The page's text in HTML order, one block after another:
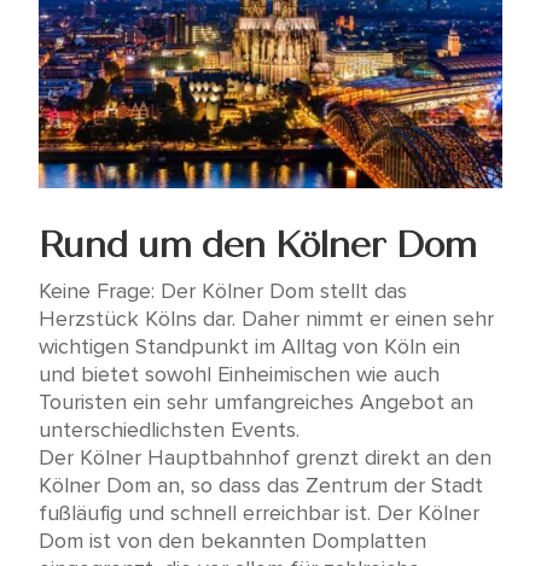
Rund um den Kölner Dom
Keine Frage: Der Kölner Dom stellt das
Herzstück Kölns dar. Daher nimmt er einen sehr
wichtigen Standpunkt im Alltag von Köln ein
und bietet sowohl Einheimischen wie auch
Touristen ein sehr umfangreiches Angebot an
unterschiedlichsten Events.
Der Kölner Hauptbahnhof grenzt direkt an den
Kölner Dom an, so dass das Zentrum der Stadt
fußläufig und schnell erreichbar ist. Der Kölner
Dom ist von den bekannten Domplatten